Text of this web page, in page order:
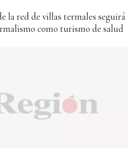
la red de villas termales seguirá
como turismo de salud